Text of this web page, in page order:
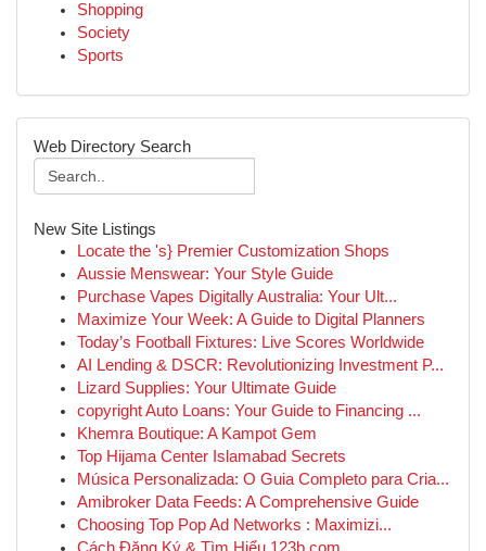
Shopping
Society
Sports
Web Directory Search
New Site Listings
Locate the 's} Premier Customization Shops
Aussie Menswear: Your Style Guide
Purchase Vapes Digitally Australia: Your Ult...
Maximize Your Week: A Guide to Digital Planners
Today’s Football Fixtures: Live Scores Worldwide
AI Lending & DSCR: Revolutionizing Investment P...
Lizard Supplies: Your Ultimate Guide
copyright Auto Loans: Your Guide to Financing ...
Khemra Boutique: A Kampot Gem
Top Hijama Center Islamabad Secrets
Música Personalizada: O Guia Completo para Cria...
Amibroker Data Feeds: A Comprehensive Guide
Choosing Top Pop Ad Networks : Maximizi...